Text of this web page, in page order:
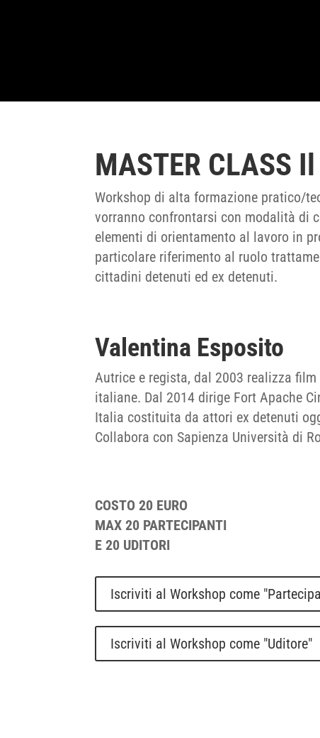
MASTER CLASS
Workshop di alta formazione pratico/
vorranno confrontarsi con modalità di
elementi di orientamento al lavoro in
particolare riferimento al ruolo
cittadini detenuti ed ex detenuti.
Valentina Esposito
Autrice e regista, dal 2003 realizza
italiane. Dal 2014 dirige Fort Apache
Italia costituita da attori ex detenuti
Collabora con Sapienza Università di
COSTO 20 EURO
MAX 20 PARTECIPANTI
E 20 UDITORI
Iscriviti al Workshop come
Iscriviti al Workshop come "Uditore"